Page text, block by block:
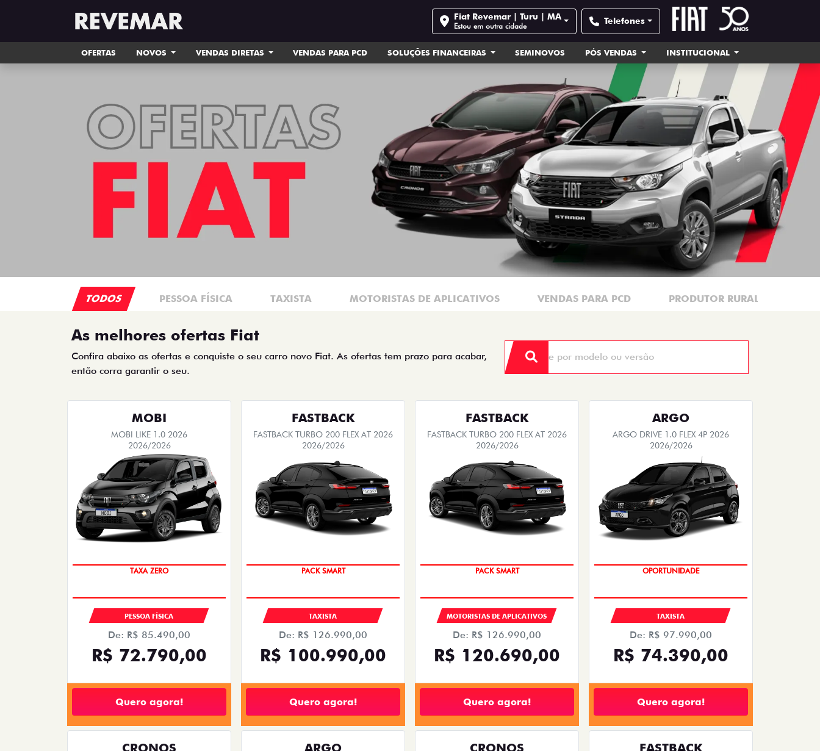
Fiat Revemar | Turu | MA
Estou em outra cidade Telefones
OFERTAS NOVOS VENDAS DIRETAS VENDAS PARA PCD SOLUÇÕES FINANCEIRAS SEMINOVOS PÓS VENDAS INSTITUCIONAL
TODOS PESSOA FÍSICA TAXISTA MOTORISTAS DE APLICATIVOS VENDAS PARA PCD PRODUTOR RURAL
As melhores ofertas Fiat
Confira abaixo as ofertas e conquiste o seu carro novo Fiat. As ofertas tem prazo para acabar,
então corra garantir o seu.
MOBI
MOBI LIKE 1.0 2026
2026/2026
TAXA ZERO
PESSOA FÍSICA
De: R$ 85.490,00
R$ 72.790,00
Quero agora!
FASTBACK
FASTBACK TURBO 200 FLEX AT 2026
2026/2026
PACK SMART
TAXISTA
De: R$ 126.990,00
R$ 100.990,00
Quero agora!
FASTBACK
FASTBACK TURBO 200 FLEX AT 2026
2026/2026
PACK SMART
MOTORISTAS DE APLICATIVOS
De: R$ 126.990,00
R$ 120.690,00
Quero agora!
ARGO
ARGO DRIVE 1.0 FLEX 4P 2026
2026/2026
OPORTUNIDADE
TAXISTA
De: R$ 97.990,00
R$ 74.390,00
Quero agora!